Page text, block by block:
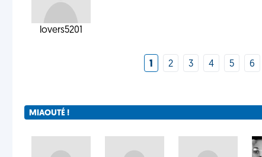
lovers5201
1 2 3 4 5 6
MIAOUTÉ !